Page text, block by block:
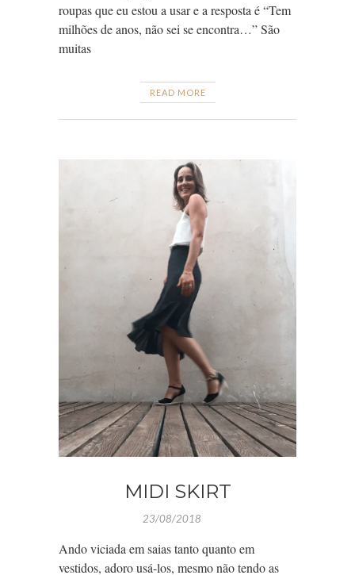
roupas que eu estou a usar e a resposta é “Tem
milhões de anos, não sei se encontra…” São
muitas
READ MORE
MIDI SKIRT
23/08/2018
Ando viciada em saias tanto quanto em
vestidos, adoro usá-los, mesmo não tendo as